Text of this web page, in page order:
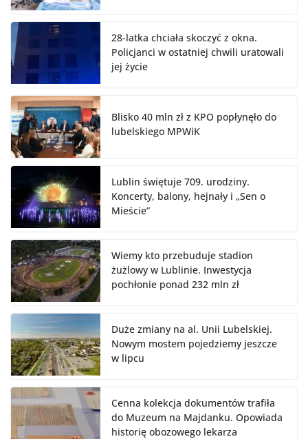
28-latka chciała skoczyć z okna.
Policjanci w ostatniej chwili uratowali
jej życie
Blisko 40 mln zł z KPO popłynęło do
lubelskiego MPWiK
Lublin świętuje 709. urodziny.
Koncerty, balony, hejnały i „Sen o
Mieście”
Wiemy kto przebuduje stadion
żużlowy w Lublinie. Inwestycja
pochłonie ponad 232 mln zł
Duże zmiany na al. Unii Lubelskiej.
Nowym mostem pojedziemy jeszcze
w lipcu
Cenna kolekcja dokumentów trafiła
do Muzeum na Majdanku. Opowiada
historię obozowego lekarza